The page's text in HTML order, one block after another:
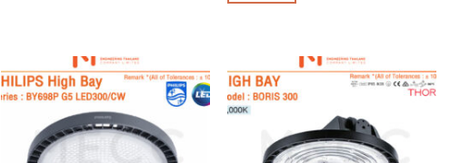
Add to
wishlist
Add to
wishlist